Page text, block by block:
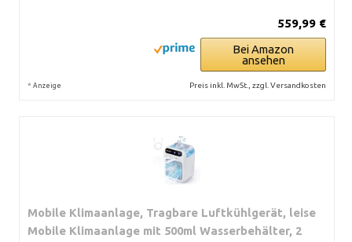
559,99 €
Bei Amazon
ansehen
* Anzeige Preis inkl. MwSt., zzgl. Versandkosten
Mobile Klimaanlage, Tragbare Luftkühlgerät, leise
Mobile Klimaanlage mit 500ml Wasserbehälter, 2